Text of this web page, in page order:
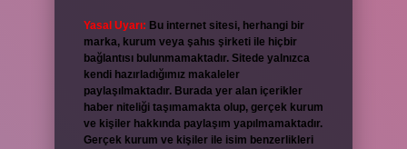
Yasal Uyarı: Bu internet sitesi, herhangi bir
marka, kurum veya şahıs şirketi ile hiçbir
bağlantısı bulunmamaktadır. Sitede yalnızca
kendi hazırladığımız makaleler
paylaşılmaktadır. Burada yer alan içerikler
haber niteliği taşımamakta olup, gerçek kurum
ve kişiler hakkında paylaşım yapılmamaktadır.
Gerçek kurum ve kişiler ile isim benzerlikleri